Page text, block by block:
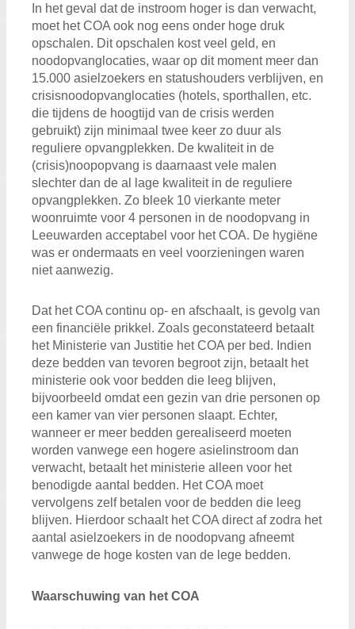
In het geval dat de instroom hoger is dan verwacht,
moet het COA ook nog eens onder hoge druk
opschalen. Dit opschalen kost veel geld, en
noodopvanglocaties, waar op dit moment meer dan
15.000 asielzoekers en statushouders verblijven, en
crisisnoodopvanglocaties (hotels, sporthallen, etc.
die tijdens de hoogtijd van de crisis werden
gebruikt) zijn minimaal twee keer zo duur als
reguliere opvangplekken. De kwaliteit in de
(crisis)noopopvang is daarnaast vele malen
slechter dan de al lage kwaliteit in de reguliere
opvangplekken. Zo bleek 10 vierkante meter
woonruimte voor 4 personen in de noodopvang in
Leeuwarden acceptabel voor het COA. De hygiëne
was er ondermaats en veel voorzieningen waren
niet aanwezig.
Dat het COA continu op- en afschaalt, is gevolg van
een financiële prikkel. Zoals geconstateerd betaalt
het Ministerie van Justitie het COA per bed. Indien
deze bedden van tevoren begroot zijn, betaalt het
ministerie ook voor bedden die leeg blijven,
bijvoorbeeld omdat een gezin van drie personen op
een kamer van vier personen slaapt. Echter,
wanneer er meer bedden gerealiseerd moeten
worden vanwege een hogere asielinstroom dan
verwacht, betaalt het ministerie alleen voor het
benodigde aantal bedden. Het COA moet
vervolgens zelf betalen voor de bedden die leeg
blijven. Hierdoor schaalt het COA direct af zodra het
aantal asielzoekers in de noodopvang afneemt
vanwege de hoge kosten van de lege bedden.
Waarschuwing van het COA